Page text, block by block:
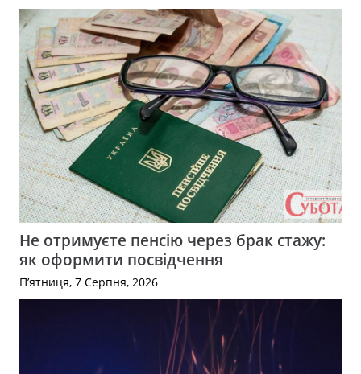
Не отримуєте пенсію через брак стажу:
як оформити посвідчення
П’ятниця, 7 Серпня, 2026